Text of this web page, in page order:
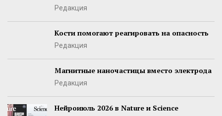
Редакция
Кости помогают реагировать на опасность
Редакция
Магнитные наночастицы вместо электрода
Редакция
Нейроиюль 2026 в Nature и Science